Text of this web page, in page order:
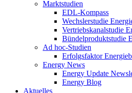
Marktstudien
EDL-Kompass
Wechslerstudie
Vertriebskanalstudie
Bündelproduktstudie
Ad hoc-Studien
Erfolgsfaktor
Energy News
Energy Update
Energy Blog
Aktuelles